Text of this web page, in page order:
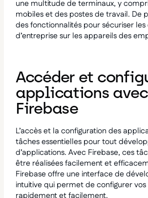
une multitude de terminaux, y
mobiles et des postes de travail. De
des fonctionnalités pour sécuriser les
d’entreprise sur les appareils des
Accéder et
applications avec
Firebase
L’accès et la configuration des
tâches essentielles pour tout
d’applications. Avec Firebase, ces
être réalisées facilement et
Firebase offre une interface de
intuitive qui permet de configurer